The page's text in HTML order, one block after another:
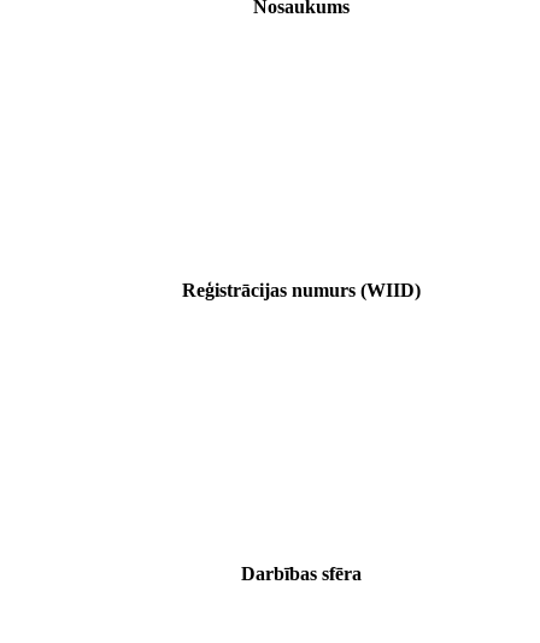
Nosaukums
Reģistrācijas numurs (WIID)
Darbības sfēra